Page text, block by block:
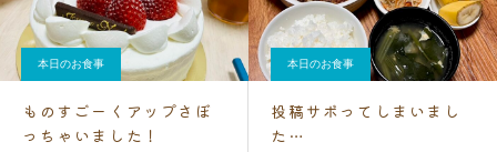
本日のお食事
ものすごーくアップさぼ
っちゃいました！
本日のお食事
投稿サボってしまいまし
た…